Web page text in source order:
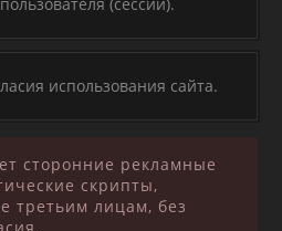
использования сайта.
сторонние рекламные
скрипты,
третьим лицам, без